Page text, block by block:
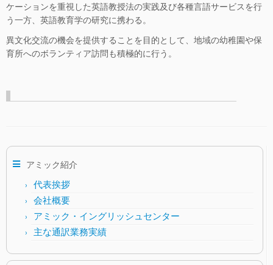
ケーションを重視した英語教授法の実践及び各種言語サービスを行
う一方、英語教育学の研究に携わる。
異文化交流の機会を提供することを目的として、地域の幼稚園や保
育所へのボランティア訪問も積極的に行う。
アミック紹介
代表挨拶
会社概要
アミック・イングリッシュセンター
主な通訳業務実績